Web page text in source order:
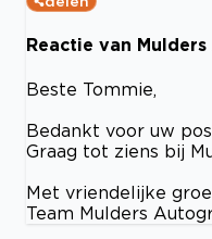
Reactie van
Beste Tommie,
Bedankt voor uw
Graag tot ziens bij
Met vriendelijke
Team Mulders